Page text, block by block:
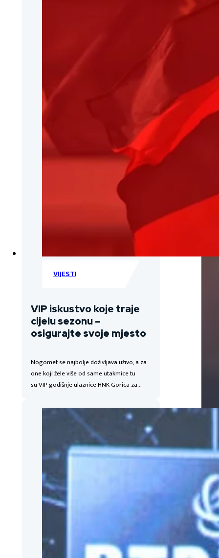
VIJESTI
VIP iskustvo koje traje
cijelu sezonu –
osigurajte svoje mjesto
Nogomet se najbolje doživljava uživo, a za
one koji žele više od same utakmice tu
su VIP godišnje ulaznice HNK Gorica za…